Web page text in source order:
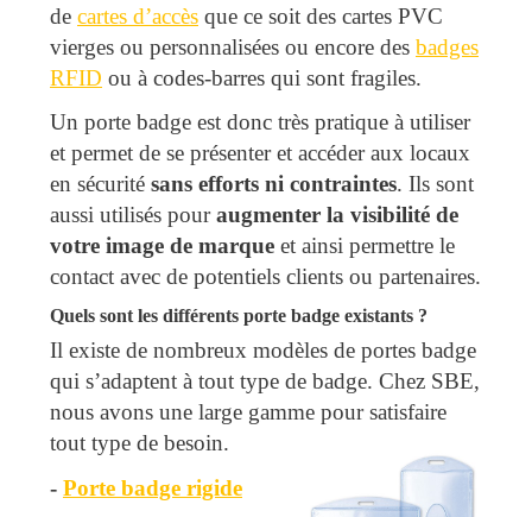
de cartes d’accès que ce soit des cartes PVC
vierges ou personnalisées ou encore des badges
RFID ou à codes-barres qui sont fragiles.
Un porte badge est donc très pratique à utiliser
et permet de se présenter et accéder aux locaux
en sécurité sans efforts ni contraintes. Ils sont
aussi utilisés pouraugmenter la visibilité de
votre image de marque et ainsi permettre le
contact avec de potentiels clients ou partenaires.
Quels sont les différents porte badge existants ?
Il existe de nombreux modèles de portes badge
qui s’adaptent à tout type de badge. Chez SBE,
nous avons une large gamme pour satisfaire
tout type de besoin.
- Porte badge rigide